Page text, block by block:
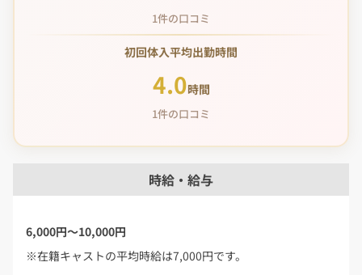
1件の口コミ
初回体入平均出勤時間
4.0時間
1件の口コミ
時給・給与
6,000円～10,000円
※在籍キャストの平均時給は7,000円です。